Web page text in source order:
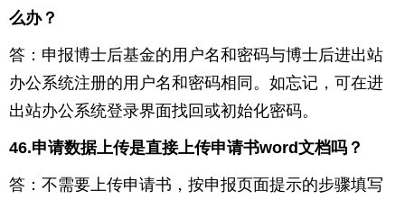
么办？
答：申报博士后基金的用户名和密码与博士后进出站
办公系统注册的用户名和密码相同。如忘记，可在进
出站办公系统登录界面找回或初始化密码。
46.申请数据上传是直接上传申请书word文档吗？
答：不需要上传申请书，按申报页面提示的步骤填写